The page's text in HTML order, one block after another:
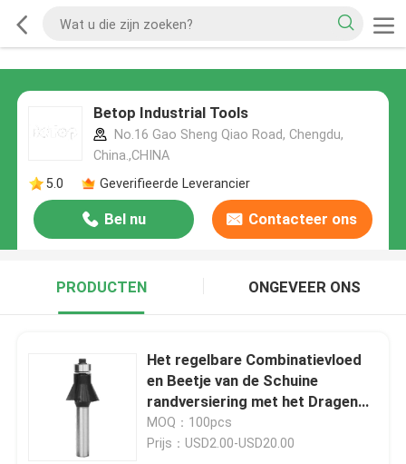
Betop Industrial Tools
No.16 Gao Sheng Qiao Road, Chengdu,
China.,CHINA
5.0
Geverifieerde Leverancier
Bel nu Contacteer ons
PRODUCTEN ONGEVEER ONS
Het regelbare Combinatievloed
en Beetje van de Schuine
randversiering met het Dragen
van ODM
MOQ：100pcs
Prijs：USD2.00-USD20.00